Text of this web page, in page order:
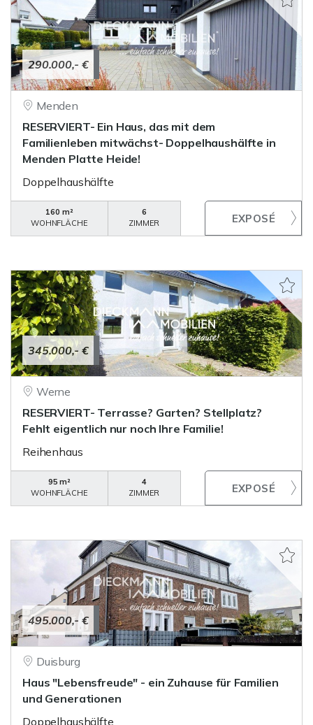
290.000,- €
Menden
RESERVIERT- Ein Haus, das mit dem
Familienleben mitwächst- Doppelhaushälfte in
Menden Platte Heide!
Doppelhaushälfte
160 m²
WOHNFLÄCHE
6
ZIMMER
345.000,- €
Werne
RESERVIERT- Terrasse? Garten? Stellplatz?
Fehlt eigentlich nur noch Ihre Familie!
Reihenhaus
95 m²
WOHNFLÄCHE
4
ZIMMER
495.000,- €
Duisburg
Haus "Lebensfreude" - ein Zuhause für Familien
und Generationen
Doppelhaushälfte